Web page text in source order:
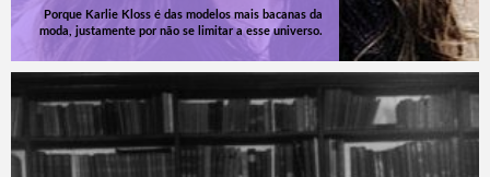
Porque Karlie Kloss é das modelos mais bacanas da
moda, justamente por não se limitar a esse universo.